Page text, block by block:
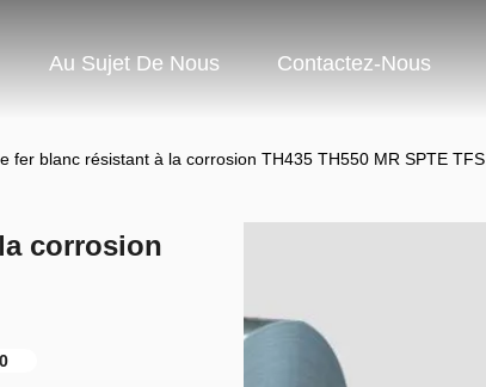
Au Sujet De Nous Contactez-Nous
fer blanc résistant à la corrosion TH435 TH550 MR SPTE TFS
corrosion